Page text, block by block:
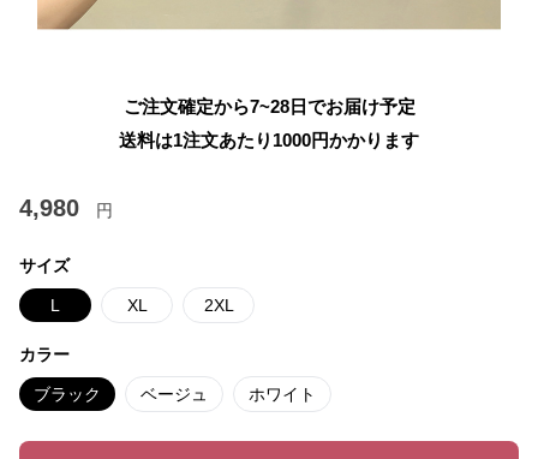
ご注文確定から7~28日でお届け予定
送料は1注文あたり 1000円かかります
4,980 円
サイズ
L XL 2XL
カラー
ブラック ベージュ ホワイト